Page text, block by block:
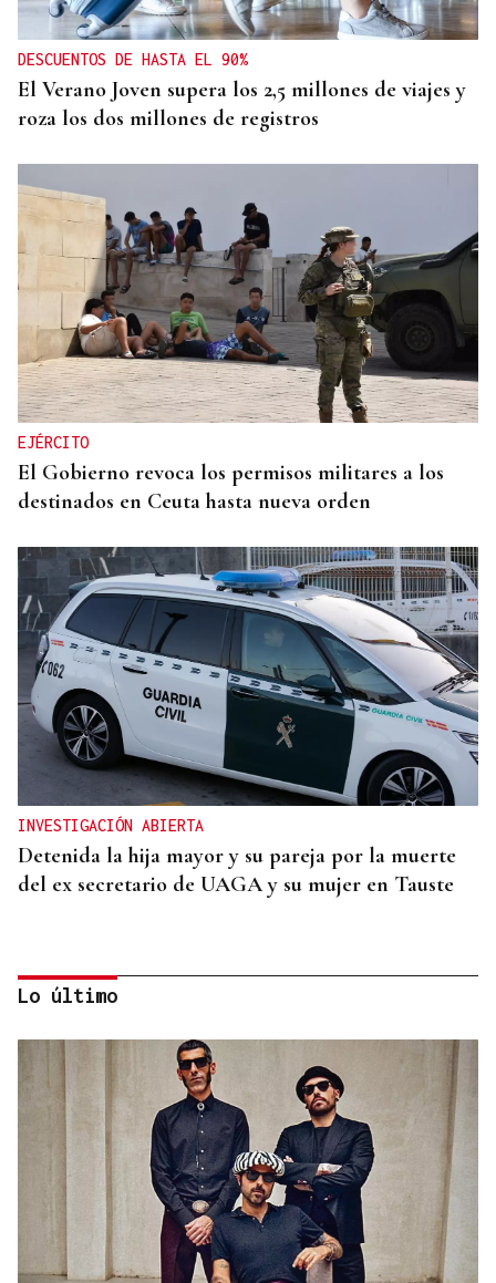
DESCUENTOS DE HASTA EL 90%
El Verano Joven supera los 2,5 millones de viajes y
roza los dos millones de registros
EJÉRCITO
El Gobierno revoca los permisos militares a los
destinados en Ceuta hasta nueva orden
INVESTIGACIÓN ABIERTA
Detenida la hija mayor y su pareja por la muerte
del ex secretario de UAGA y su mujer en Tauste
HUELVA EN LLAMAS
El incendio forestal de Niebla roza las 20.000
hectáreas y está fuera de capacidad de extinción
Lo último